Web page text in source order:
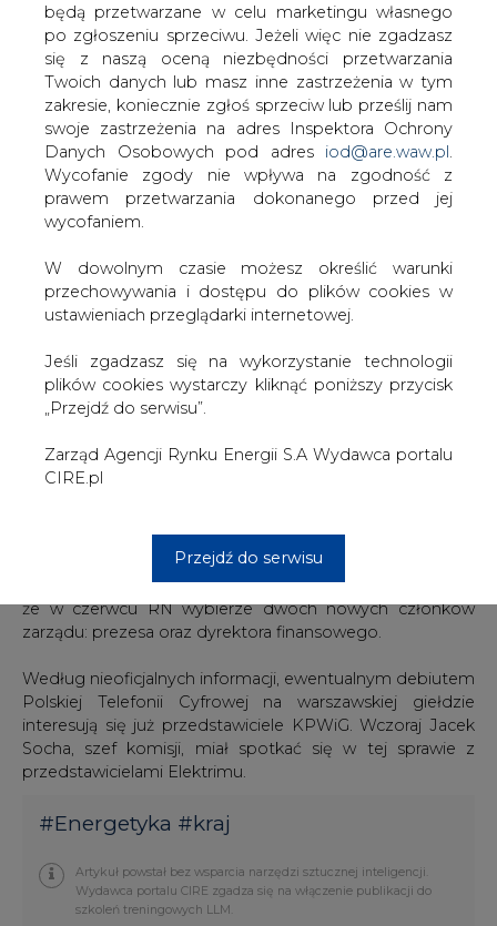
będą przetwarzane w celu marketingu własnego
po zgłoszeniu sprzeciwu. Jeżeli więc nie zgadzasz
się z naszą oceną niezbędności przetwarzania
Twoich danych lub masz inne zastrzeżenia w tym
zakresie, koniecznie zgłoś sprzeciw lub prześlij nam
swoje zastrzeżenia na adres Inspektora Ochrony
Danych Osobowych pod adres iod@are.waw.pl
Wycofanie zgody nie wpływa na zgodność z
prawem przetwarzania dokonanego przed jej
wycofaniem.
W dowolnym czasie możesz określić warunki
przechowywania i dostępu do plików cookies w
ustawieniach przeglądarki internetowej.
Jeśli zgadzasz się na wykorzystanie technologii
plików cookies wystarczy kliknąć poniższy przycisk
„Przejdź do serwisu”.
Zarząd Agencji Rynku Energii S.A Wydawca portalu
CIRE.pl
Przejdź do serwisu
Wiadomo natomiast, że członkowie rady nadzorczej
zapoznali się wstępnie z ofertami Deutsche Telekom
oraz Vivendi. Obie dotyczą przejęcia kontroli nad
aktywami telekomunikacyjnymi polskiej grupy. DT chce
za 400 mln USD (1,2 mld zł) odkupić od Elektrimu 3,5
proc. w Polskiej Telefonii Cyfrowej, co dałoby mu
kontrolę nad tym operatorem. Planuje też upublicznienie
PTC. Z kolei Vivendi chce wymienić posiadane akcje w
Elektrimie Telekomunikacja na nową emisję akcji
Elektrimu. Cena miałaby wynieść 49-55 zł. Po wymianie
walorów udział Elektrimu w PTC wzrósłby bezpośrednio
do 51 proc. Natomiast Vivendi posiadałoby nieco ponad
50 proc. akcji Elektrimu, ale głosowałoby tylko 49 proc.
Nie ma pewności co do tego, która z tych ofert bardziej
odpowiada większości członków RN (pięciu
reprezentantów inwestorów finansowych). Analitycy są
zgodni, że propozycja DT gwarantuje restrukturyzację
długu Elektrimu, a oferta Francuzów - przynajmniej w
obecnym kształcie - nie. Obie strony mają podobno
dopracować propozycje. Niewykluczone, że podczas
spółki zostanie oddelegowany Waldemar Siwak, szef RN
Elektrimu. Zmian w zarządzie nie należy się na razie
spodziewać, chociaż na rynku pojawiły się już informacje,
że w czerwcu RN wybierze dwóch nowych członków
zarządu: prezesa oraz dyrektora finansowego.
Według nieoficjalnych informacji, ewentualnym debiutem
Polskiej Telefonii Cyfrowej na warszawskiej giełdzie
interesują się już przedstawiciele KPWiG. Wczoraj Jacek
Socha, szef komisji, miał spotkać się w tej sprawie z
przedstawicielami Elektrimu.
#Energetyka #kraj
Artykuł powstał bez wsparcia narzędzi sztucznej inteligencji.
Wydawca portalu CIRE zgadza się na włączenie publikacji do
szkoleń treningowych LLM.